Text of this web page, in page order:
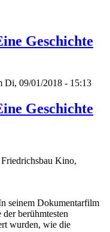
Geschichte
Di, 09/01/2018 - 15:13
Geschichte
Kino,
seinem Dokumentarfilm
berühmtesten
wurden, wie die